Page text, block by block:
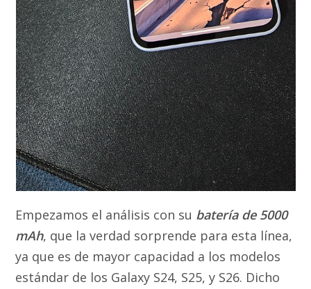
Empezamos el análisis con su batería de 5000
mAh, que la verdad sorprende para esta línea,
ya que es de mayor capacidad a los modelos
estándar de los Galaxy S24, S25, y S26. Dicho